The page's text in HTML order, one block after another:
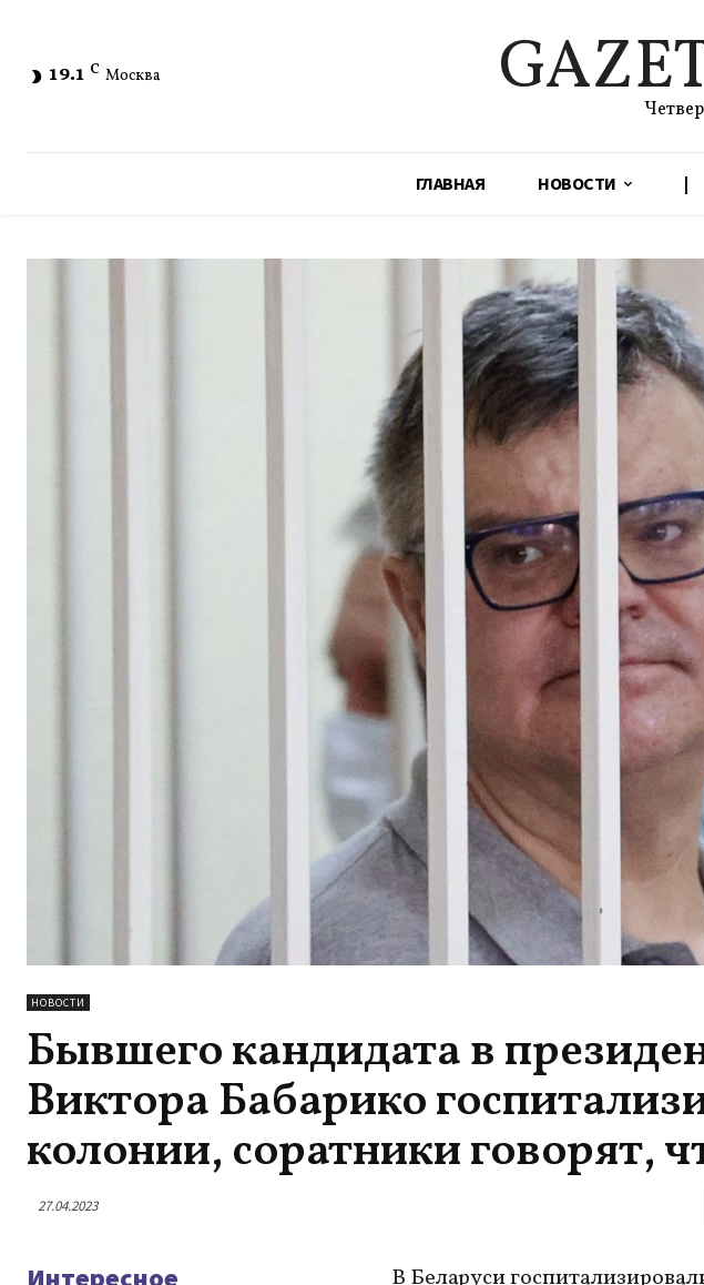
19.1 C Москва
ГЛАВНАЯ НОВОСТИ |
НОВОСТИ
Бывшего кандидата в
Виктора Бабарико
колонии, соратники говорят,
27.04.2023
В Беларуси